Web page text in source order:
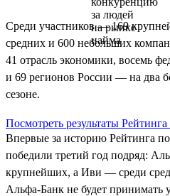
Среди участников — 169
средних и 600 небольших
41 отрасль экономики, восемь
и 69 регионов России — на два
сезоне.
Посмотреть результаты Рейтинга
Впервые за историю Рейтинга
победили третий год подряд:
крупнейших, а Иви — среди
Альфа‑Банк не будет принимать